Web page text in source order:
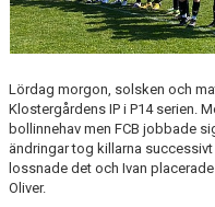
VÄRDEGRUND
FOTBOLLSCAMP 2026
TRÄNARUTBILDNING
SUPPORTERPRYLAR
GÅBOLL
Lördag morgon, solsken och
Klostergårdens IP i P14 serien.
bollinnehav men FCB jobbade
ändringar tog killarna
lossnade det och Ivan
Oliver.